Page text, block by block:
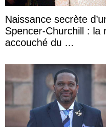
Naissance secrète
Spencer-Churchill : la
accouché du ...